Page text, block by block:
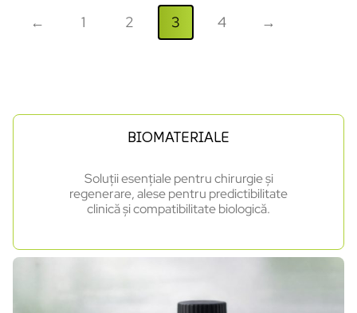
← 1 2 3 4 →
BIOMATERIALE
Soluții esențiale pentru chirurgie și
regenerare, alese pentru predictibilitate
clinică și compatibilitate biologică.